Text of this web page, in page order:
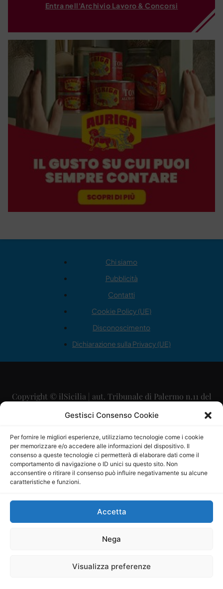
Gestisci Consenso Cookie
Per fornire le migliori esperienze, utilizziamo tecnologie come i cookie
per memorizzare e/o accedere alle informazioni del dispositivo. Il
consenso a queste tecnologie ci permetterà di elaborare dati come il
comportamento di navigazione o ID unici su questo sito. Non
acconsentire o ritirare il consenso può influire negativamente su alcune
caratteristiche e funzioni.
Accetta
Nega
Visualizza preferenze
Entra nell'Archivio Lavoro & Concorsi
Chi siamo
Pubblicità
Contatti
Cookie Policy (UE)
Disconoscimento
Dichiarazione sulla Privacy (UE)
Copyright © ilSicilia | aut. Tribunale di Palermo n.11 del
29/09/2015
Direttore Editoriale: Maurizio Scaglione
Direttore Responsabile: Maria Calabrese
P.IVA: 06334930820
Mercurio Comunicazione Società Cooperativa a r.l. è
iscritta al Registro degli Operatori di Comunicazione al
Sito gestito daLa Digitale srl–info@ladigitale.it